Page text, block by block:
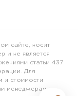
сайте, носит
и не является
статьи 437
Для
и стоимости
менеджерами.